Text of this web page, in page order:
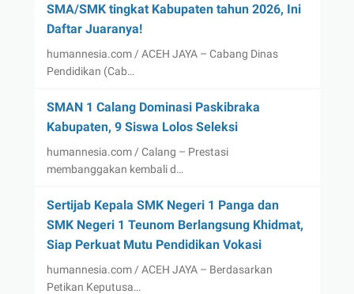
SMA/SMK tingkat Kabupaten tahun 2026, Ini
Daftar Juaranya!
humannesia.com / ACEH JAYA – Cabang Dinas
Pendidikan (Cab…
SMAN 1 Calang Dominasi Paskibraka
Kabupaten, 9 Siswa Lolos Seleksi
humannesia.com / Calang – Prestasi
membanggakan kembali d…
Sertijab Kepala SMK Negeri 1 Panga dan
SMK Negeri 1 Teunom Berlangsung Khidmat,
Siap Perkuat Mutu Pendidikan Vokasi
humannesia.com / ACEH JAYA – Berdasarkan
Petikan Keputusa…